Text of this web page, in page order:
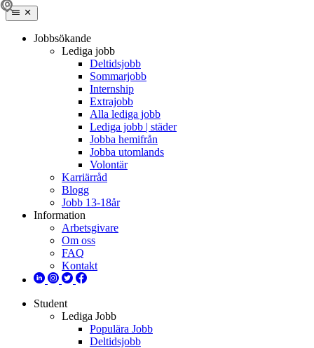
Jobbsökande
Lediga jobb
Deltidsjobb
Sommarjobb
Internship
Extrajobb
Alla lediga jobb
Lediga jobb | städer
Jobba hemifrån
Jobba utomlands
Volontär
Karriärråd
Blogg
Jobb 13-18år
Information
Arbetsgivare
Om oss
FAQ
Kontakt
Student
Lediga Jobb
Populära Jobb
Deltidsjobb